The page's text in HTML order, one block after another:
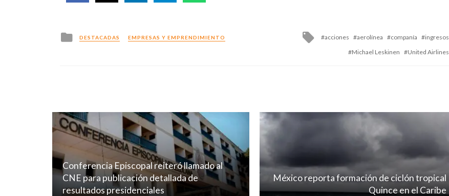
Posted
in
DESTACADAS EMPRESAS Y EMPRENDIMIENTO
Tagged
with
acciones aerolínea companía
ingresos
Michael Leskinen
United Airlines
Conferencia Episcopal reiteró llamado al
CNE para publicación detallada de
resultados presidenciales
México reporta formación de ciclón tropical
Quince en el Caribe